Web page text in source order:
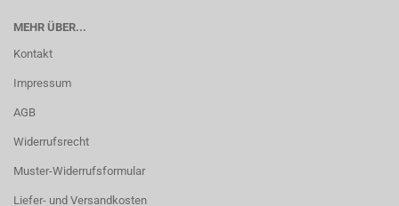
MEHR ÜBER...
Kontakt
Impressum
AGB
Widerrufsrecht
Muster-Widerrufsformular
Liefer- und Versandkosten